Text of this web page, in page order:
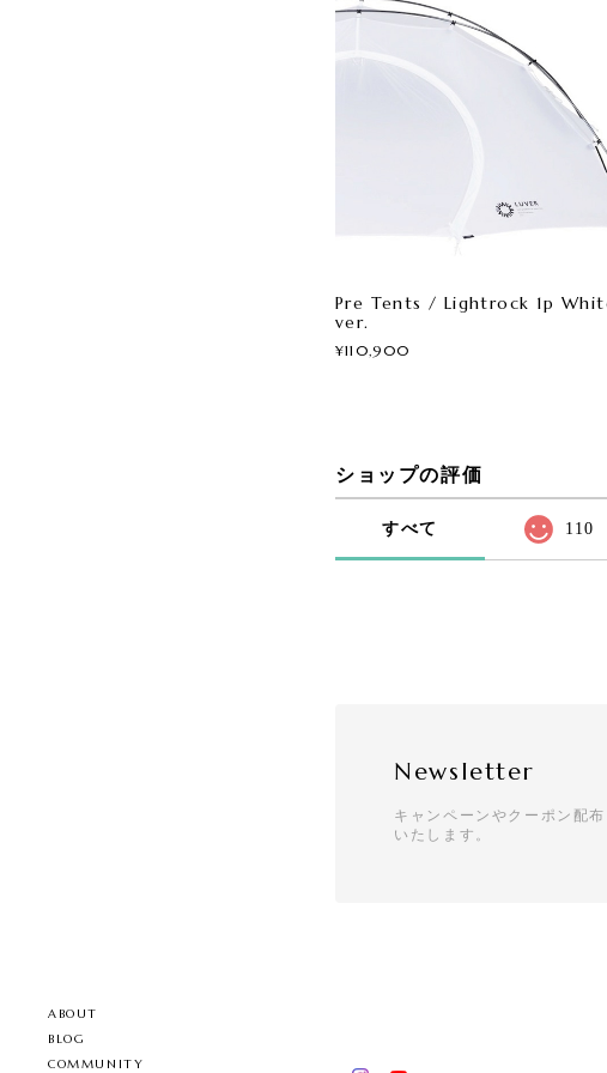
ABOUT
BLOG
COMMUNITY
Pre Tents / Lightrock 1p
ver.
¥110,900
ショップの評価
すべて 110
Newsletter
キャンペーンやクーポン配
いたします。